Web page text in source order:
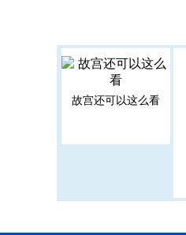
故宫还可以这么看